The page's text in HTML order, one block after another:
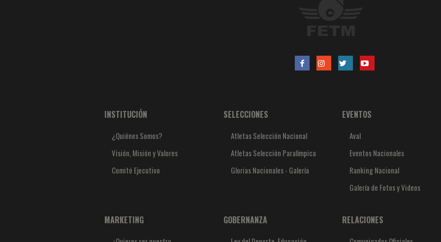
INSTITUCIÓN
¿Quiénes Somos?
Visión, Misión y Valores
Comité Ejecutivo
SELECCIONES
Atletas Selección Nacional
Atletas Selección Paralímpica
Glorias Nacionales - Galería
EVENTOS
Aval
Eventos Nacionales
Ranking Nacional
Galería de Fotos y Videos
MARKETING GOBERNANZA RELACIONES